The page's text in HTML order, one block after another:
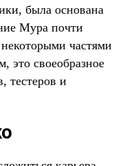
была основана
Мура почти
частями
это своеобразное
тестеров и